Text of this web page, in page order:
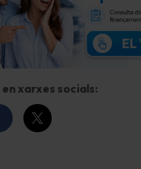
audio-navegador
a la conducción: Ayuda
de crucero (Tempomat)
xarxes socials: